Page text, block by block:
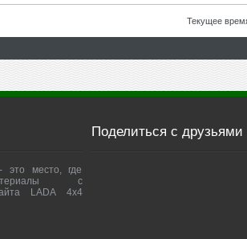
Текущее
место, где
с
LADA 4x4
Поделиться с друзьями